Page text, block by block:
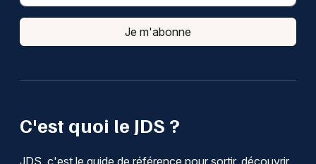
C'est quoi le JDS ?
Je m'abonne